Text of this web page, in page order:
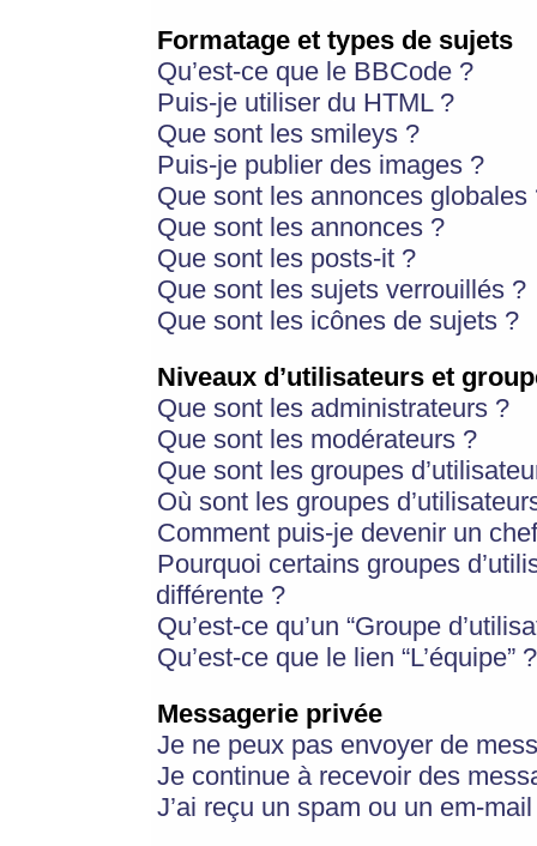
Formatage et types de sujets
Qu’est-ce que le BBCode ?
Puis-je utiliser du HTML ?
Que sont les smileys ?
Puis-je publier des images ?
Que sont les annonces globales
Que sont les annonces ?
Que sont les posts-it ?
Que sont les sujets verrouillés ?
Que sont les icônes de sujets ?
Niveaux d’utilisateurs et
Que sont les administrateurs ?
Que sont les modérateurs ?
Que sont les groupes
Où sont les groupes
Comment puis-je devenir un
Pourquoi certains groupes
différente ?
Qu’est-ce qu’un “Groupe
Qu’est-ce que le lien “L’équipe” ?
Messagerie privée
Je ne peux pas envoyer de
Je continue à recevoir des
J’ai reçu un spam ou un em-